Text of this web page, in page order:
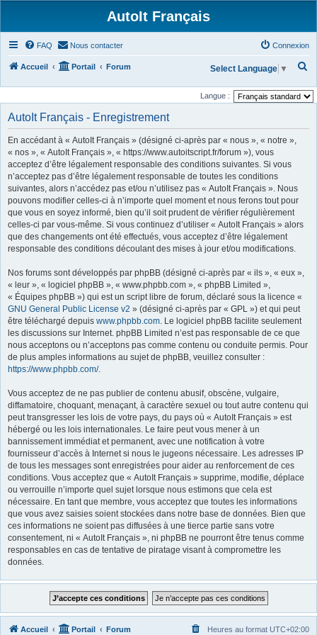
AutoIt Français
FAQ Nous contacter Connexion
Accueil Portail Forum
c
Select Language ▼
Langue :
AutoIt Français - Enregistrement
En accédant à « AutoIt Français » (désigné ci-après par « nous », « notre »,
« nos », « AutoIt Français », « https://www.autoitscript.fr/forum »), vous
acceptez d’être légalement responsable des conditions suivantes. Si vous
n’acceptez pas d’être légalement responsable de toutes les conditions
suivantes, alors n’accédez pas et/ou n’utilisez pas « AutoIt Français ». Nous
pouvons modifier celles-ci à n’importe quel moment et nous ferons tout pour
que vous en soyez informé, bien qu’il soit prudent de vérifier régulièrement
celles-ci par vous-même. Si vous continuez d’utiliser « AutoIt Français » alors
que des changements ont été effectués, vous acceptez d’être légalement
responsable des conditions découlant des mises à jour et/ou modifications.
Nos forums sont développés par phpBB (désigné ci-après par « ils », « eux »,
« leur », « logiciel phpBB », « www.phpbb.com », « phpBB Limited »,
« Équipes phpBB ») qui est un script libre de forum, déclaré sous la licence «
GNU General Public License v2 » (désigné ci-après par « GPL ») et qui peut
être téléchargé depuis www.phpbb.com. Le logiciel phpBB facilite seulement
les discussions sur Internet. phpBB Limited n’est pas responsable de ce que
nous acceptons ou n’acceptons pas comme contenu ou conduite permis. Pour
de plus amples informations au sujet de phpBB, veuillez consulter :
https://www.phpbb.com/.
Vous acceptez de ne pas publier de contenu abusif, obscène, vulgaire,
diffamatoire, choquant, menaçant, à caractère sexuel ou tout autre contenu qui
peut transgresser les lois de votre pays, du pays où « AutoIt Français » est
hébergé ou les lois internationales. Le faire peut vous mener à un
bannissement immédiat et permanent, avec une notification à votre
fournisseur d’accès à Internet si nous le jugeons nécessaire. Les adresses IP
de tous les messages sont enregistrées pour aider au renforcement de ces
conditions. Vous acceptez que « AutoIt Français » supprime, modifie, déplace
ou verrouille n’importe quel sujet lorsque nous estimons que cela est
nécessaire. En tant que membre, vous acceptez que toutes les informations
que vous avez saisies soient stockées dans notre base de données. Bien que
ces informations ne soient pas diffusées à une tierce partie sans votre
consentement, ni « AutoIt Français », ni phpBB ne pourront être tenus comme
responsables en cas de tentative de piratage visant à compromettre les
données.
Accueil Portail Forum Heures au format UTC+02:00